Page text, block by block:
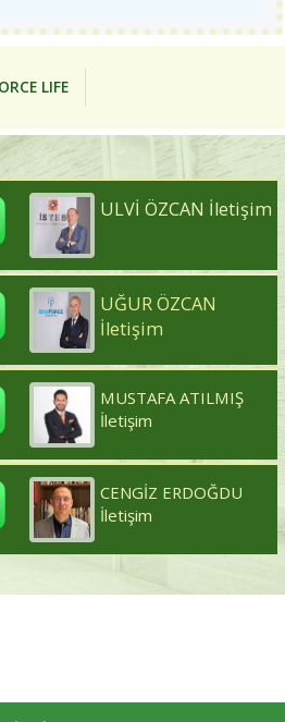
LIFE
ULVİ ÖZCAN İletişim
UĞUR ÖZCAN
İletişim
MUSTAFA ATILMIŞ
İletişim
CENGİZ ERDOĞDU
İletişim